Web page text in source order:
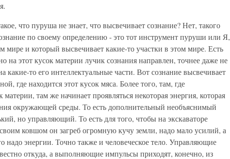
что пуруша не знает, что высвечивает сознание? Нет, такого
по своему определению - это тот инструмент пуруши или Я,
мире и который высвечивает какие-то участки в этом мире. Есть
на этот кусок материи лучик сознания направлен, точнее даже не
какие-то его интеллектуальные части. Вот сознание высвечивает
где находится этот кусок мяса. Более того, там, где
материи, там же начинает проявляться некоторая энергия, которая
окружающей среды. То есть дополнительный необъяснимый
но управляющий. То есть для того, чтобы на экскаваторе
ковшом он загреб огромную кучу земли, надо мало усилий, а
надо энергии. Точно также и человеческое тело. Управляющие
откуда, а выполняющие импульсы приходят, конечно, из